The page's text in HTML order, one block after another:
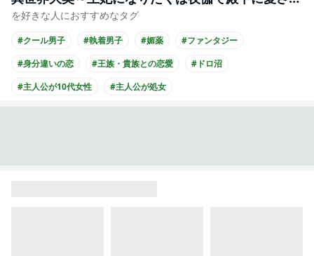
を好きな人におすすめなタグ
#クール男子 #執着男子 #媚薬
#ファンタジー
#身分違いの恋
#王族・貴族との恋愛
#ドロ沼
#主人公が10代女性
#主人公が処女